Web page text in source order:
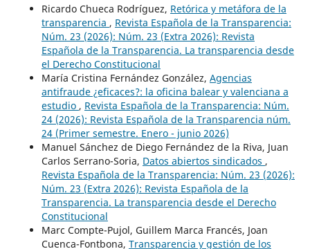
Ricardo Chueca Rodríguez, Retórica y metáfora de la
transparencia , Revista Española de la Transparencia:
Núm. 23 (2026): Núm. 23 (Extra 2026): Revista
Española de la Transparencia. La transparencia desde
el Derecho Constitucional
María Cristina Fernández González, Agencias
antifraude ¿eficaces?: la oficina balear y valenciana a
estudio , Revista Española de la Transparencia: Núm.
24 (2026): Revista Española de la Transparencia núm.
24 (Primer semestre. Enero - junio 2026)
Manuel Sánchez de Diego Fernández de la Riva, Juan
Carlos Serrano-Soria, Datos abiertos sindicados ,
Revista Española de la Transparencia: Núm. 23 (2026):
Núm. 23 (Extra 2026): Revista Española de la
Transparencia. La transparencia desde el Derecho
Constitucional
Marc Compte-Pujol, Guillem Marca Francés, Joan
Cuenca-Fontbona, Transparencia y gestión de los